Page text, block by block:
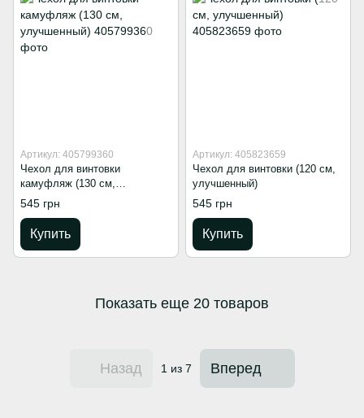
Артикул: 405799360
Чехол для винтовки
камуфляж (130 см,
улучшенный)
545 грн
Купить
Артикул: 405823659
Чехол для винтовки (120 см,
улучшенный)
545 грн
Купить
Показать еще 20 товаров
Назад 1из 7 Вперед